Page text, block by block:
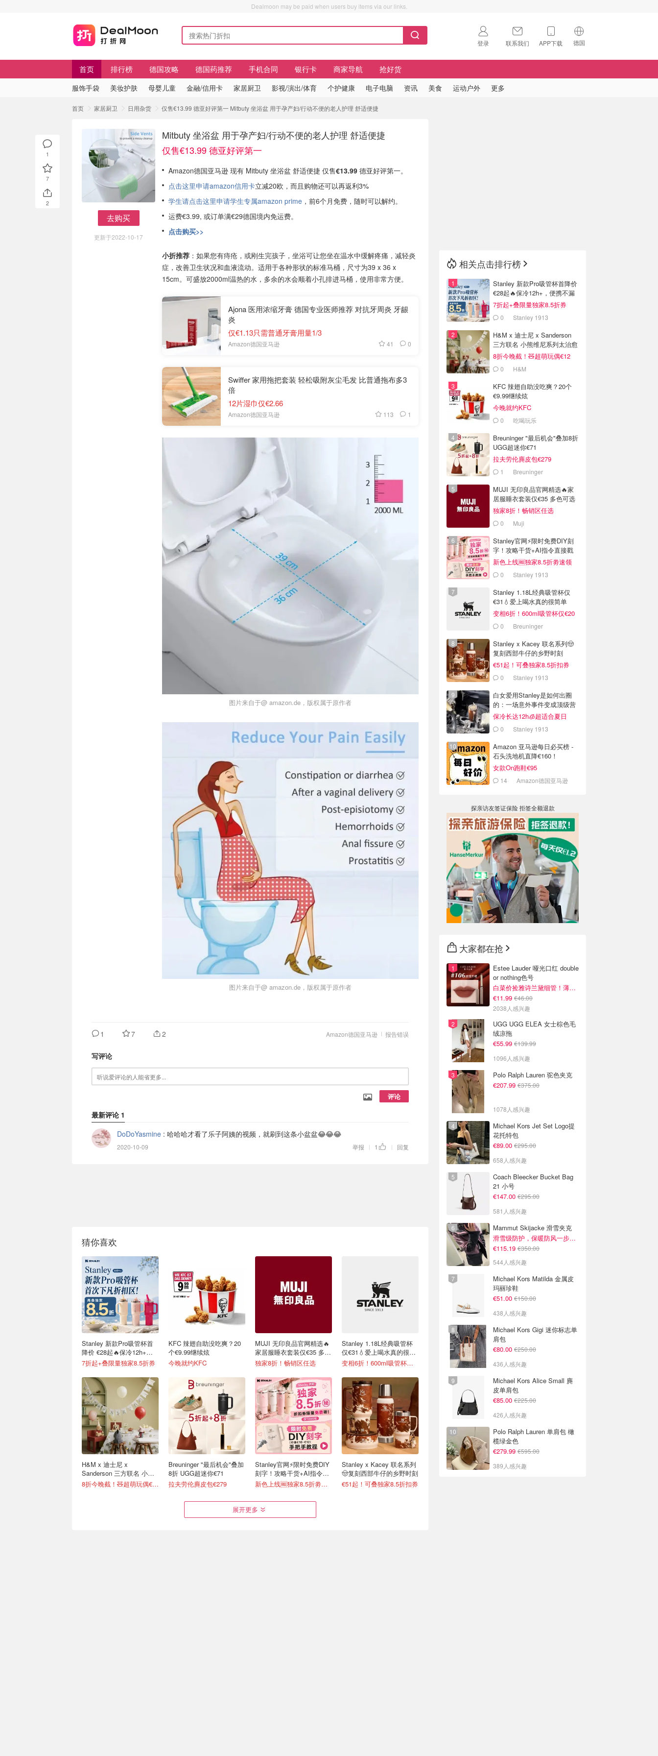
Dealmoon may be paid when users buy items via our links.
登录 联系我们 APP下载 德国
🇺🇸
首页 排行榜 德国攻略 德国药推荐 手机合同 银行卡 商家导航 抢好货
服饰手袋 美妆护肤 母婴儿童 金融/信用卡 家居厨卫 影视/演出/体育 个护健康 电子电脑 资讯 美食 运动户外 更多
首页 家居厨卫 日用杂货 仅售€13.99 德亚好评第一 Mitbuty 坐浴盆 用于孕产妇/行动不便的老人护理 舒适便捷
去购买
更新于2022-10-17
Mitbuty 坐浴盆 用于孕产妇/行动不便的老人护理 舒适便捷
仅售€13.99 德亚好评第一
Amazon德国亚马逊 现有 Mitbuty 坐浴盆 舒适便捷 仅售€13.99 德亚好评第一。
点击这里申请amazon信用卡立减20欧，而且购物还可以再返利3%
学生请点击这里申请学生专属amazon prime ，前6个月免费，随时可以解约。
运费€3.99, 或订单满€29德国境内免运费。
点击购买>>
小折推荐 ：如果您有痔疮，或刚生完孩子，坐浴可让您坐在温水中缓解疼痛，减轻炎
症，改善卫生状况和血液流动。适用于各种形状的标准马桶，尺寸为39 x 36 x
15cm。可盛放2000ml温热的水，多余的水会顺着小孔排进马桶，使用非常方便。
Ajona 医用浓缩牙膏 德国专业医师推荐 对抗牙周炎 牙龈
炎
仅€1.13只需普通牙膏用量1/3
Amazon德国亚马逊 41 0
Swiffer 家用拖把套装 轻松吸附灰尘毛发 比普通拖布多3
倍
12片湿巾仅€2.66
Amazon德国亚马逊 113 1
图片来自于@ amazon.de，版权属于原作者
图片来自于@ amazon.de，版权属于原作者
报告错误
Amazon德国亚马逊
1 7 2
写评论
评论
最新评论 1
DoDoYasmine : 哈哈哈才看了乐子阿姨的视频，就刷到这条小盆盆😂😂😂
2020-10-09 举报 | 1 | 回复
猜你喜欢
Stanley 新款Pro吸管杯首
降价 €28起🔥保冷12h+，
便携不漏水
7折起+叠限量独家8.5折券
H&M x 迪士尼 x
Sanderson 三方联名 小熊
维尼系列太治愈
8折今晚截！🧸超萌玩偶€12
KFC 辣翅自助没吃爽？20
个€9.99继续炫
今晚就约KFC
Breuninger "最后机会"叠加
8折 UGG超迷你€71
拉夫劳伦麂皮包€279
MUJI 无印良品官网精选🔥
家居服睡衣套装仅€35 多色
可选
独家8折！畅销区任选
Stanley官网⚡️限时免费DIY
刻字！攻略干货+AI指令直
接戳
新色上线🆓独家8.5折劵速领
Stanley 1.18L经典吸管杯
仅€31💧爱上喝水真的很简
单
变相6折！600ml吸管杯仅€20
Stanley x Kacey 联名系列
🤠复刻西部牛仔的乡野时刻
€51起！可叠独家8.5折扣券
展开更多
1
7
2
相关点击排行榜
Stanley 新款Pro吸管杯首降价
€28起🔥保冷12h+，便携不漏
水
7折起+叠限量独家8.5折券
0 Stanley 1913
H&M x 迪士尼 x Sanderson
三方联名 小熊维尼系列太治愈
8折今晚截！🧸超萌玩偶€12
0 H&M
KFC 辣翅自助没吃爽？20个
€9.99继续炫
今晚就约KFC
0 吃喝玩乐
Breuninger "最后机会"叠加8折
UGG超迷你€71
拉夫劳伦麂皮包€279
1 Breuninger
MUJI 无印良品官网精选🔥家
居服睡衣套装仅€35 多色可选
独家8折！畅销区任选
0 Muji
Stanley官网⚡️限时免费DIY刻
字！攻略干货+AI指令直接戳
新色上线🆓独家8.5折劵速领
0 Stanley 1913
Stanley 1.18L经典吸管杯仅
€31💧爱上喝水真的很简单
变相6折！600ml吸管杯仅€20
0 Breuninger
Stanley x Kacey 联名系列🤠
复刻西部牛仔的乡野时刻
€51起！可叠独家8.5折扣券
0 Stanley 1913
白女爱用Stanley是如何出圈
的：一场意外事件变成顶级营
销案例
保冷长达12h🧊超适合夏日
0 Stanley 1913
Amazon 亚马逊每日必买榜 -
石头洗地机直降€160！
女款On跑鞋€95
14 Amazon德国亚马逊
探亲访友签证保险 拒签全额退款
大家都在抢
Estee Lauder 哑光口红 double
or nothing色号
白菜价捡雅诗兰黛细管！薄涂没毛病
€11.99 €46.00
2038人感兴趣
UGG UGG ELEA 女士棕色毛
绒凉拖
€55.99 €139.99
1096人感兴趣
Polo Ralph Lauren 驼色夹克
€207.99 €375.00
1078人感兴趣
Michael Kors Jet Set Logo提
花托特包
€89.00 €295.00
658人感兴趣
Coach Bleecker Bucket Bag
21 小号
€147.00 €295.00
581人感兴趣
Mammut Skijacke 滑雪夹克
滑雪级防护，保暖防风一步到位！仅剩s！
€115.19 €350.00
544人感兴趣
Michael Kors Matilda 金属皮
玛丽珍鞋
€51.00 €150.00
438人感兴趣
Michael Kors Gigi 迷你标志单
肩包
€80.00 €250.00
436人感兴趣
Michael Kors Alice Small 麂
皮单肩包
€85.00 €225.00
426人感兴趣
Polo Ralph Lauren 单肩包 橄
榄绿金色
€279.99 €595.00
389人感兴趣